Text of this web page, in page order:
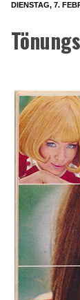
DIENSTAG, 7.